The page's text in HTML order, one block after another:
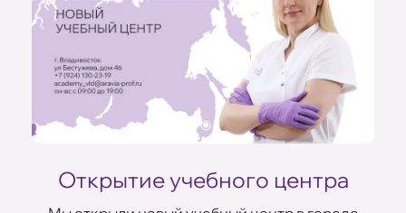
Открытие учебного центра